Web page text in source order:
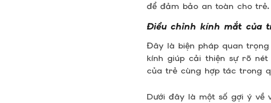
để đảm bảo an toàn cho trẻ.
Điều chỉnh kính mắt của
Đây là biện pháp quan
kính giúp cải thiện sự rõ
của trẻ cùng hợp tác trong
Dưới đây là một số gợi ý về